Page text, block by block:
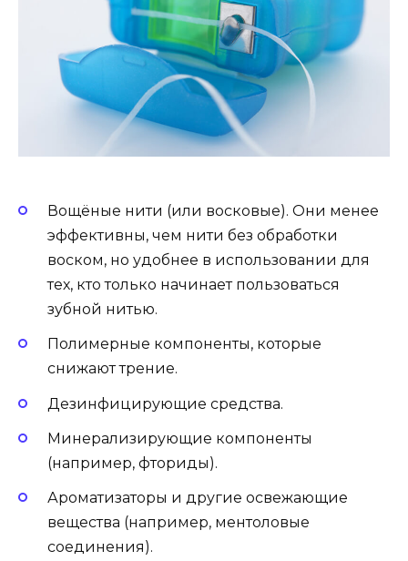
Вощёные нити (или восковые). Они менее
эффективны, чем нити без обработки
воском, но удобнее в использовании для
тех, кто только начинает пользоваться
зубной нитью.
Полимерные компоненты, которые
снижают трение.
Дезинфицирующие средства.
Минерализирующие компоненты
(например, фториды).
Ароматизаторы и другие освежающие
вещества (например, ментоловые
соединения).